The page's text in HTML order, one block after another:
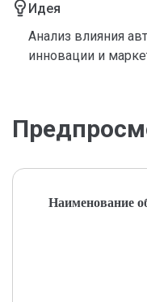
Идея
Анализ влияния
инновации и
Наименование